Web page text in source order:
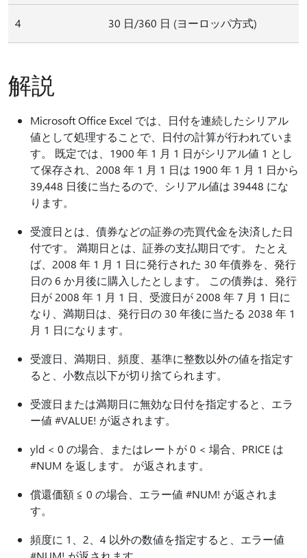
4 30 日/360 日 (ヨーロッパ方式)
解説
Microsoft Office Excel では、日付を連続したシリアル
値として処理することで、日付の計算が行われていま
す。 既定では、1900 年 1 月 1 日がシリアル値 1 とし
て保存され、2008 年 1 月 1 日は 1900 年 1 月 1 日から
39,448 日後に当たるので、シリアル値は 39448 にな
ります。
受渡日とは、債券などの証券の売買代金を決済した日
付です。 満期日とは、証券の支払期日です。 たとえ
ば、2008 年 1 月 1 日に発行された 30 年債券を、発行
日の 6 か月後に購入したとします。 この債券は、発行
日が 2008 年 1 月 1 日、受渡日が 2008 年 7 月 1 日に
なり、満期日は、発行日の 30 年後に当たる 2038 年 1
月 1 日になります。
受渡日、満期日、頻度、基準に整数以外の値を指定す
ると、小数点以下が切り捨てられます。
受渡日または満期日に無効な日付を指定すると、エラ
ー値 #VALUE! が返されます。
yld < 0 の場合、またはレートが 0 < 場合、PRICE は
#NUM を返します。 が返されます。
償還価額 ≦ 0 の場合、エラー値 #NUM! が返されま
す。
頻度に 1、2、4 以外の数値を指定すると、エラー値